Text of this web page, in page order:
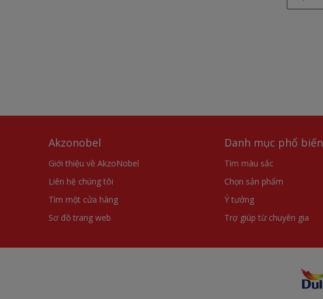
Akzonobel
Giới thiệu về AkzoNobel
Liên hệ chúng tôi
Tìm một cửa hàng
Sơ đồ trang web
Danh mục phổ biến
Tìm màu sắc
Chọn sản phẩm
Ý tưởng
Trợ giúp từ chuyên gia